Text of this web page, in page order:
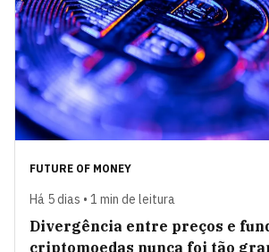
FUTURE OF MONEY
Há 5 dias • 1 min de leitura
Divergência entre preços e
criptomoedas nunca foi tão